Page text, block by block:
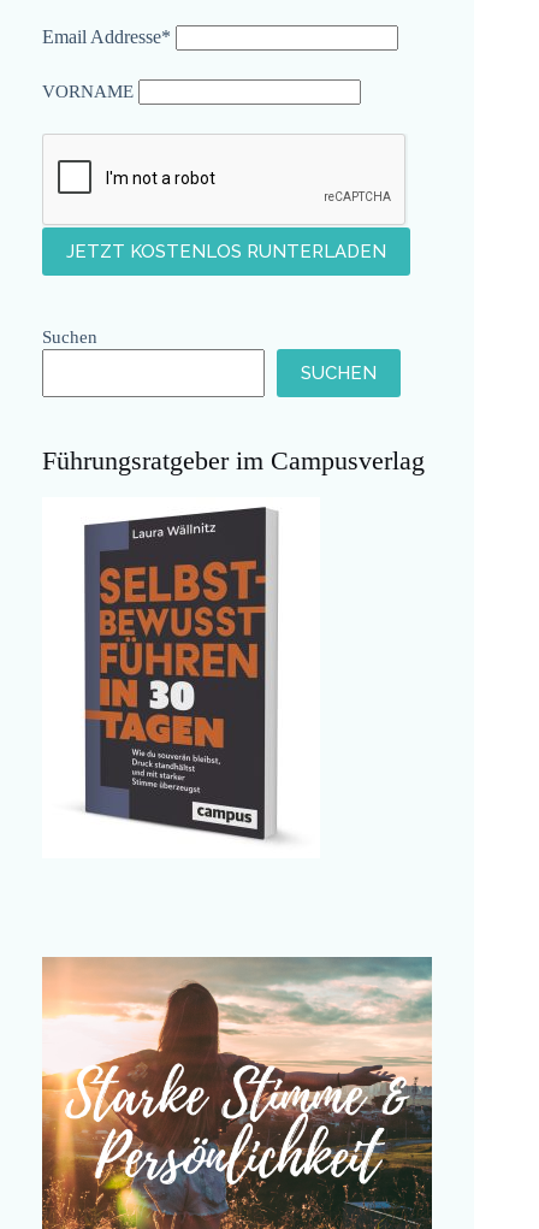
Email Addresse*
VORNAME
Suchen
SUCHEN
Führungsratgeber im Campusverlag